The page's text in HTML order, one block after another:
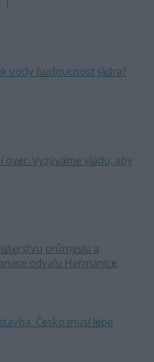
vody budoucnost jádra?
over. Vyzýváme vládu, aby
průmyslu a
odvalu Heřmanice
Česko musí lépe